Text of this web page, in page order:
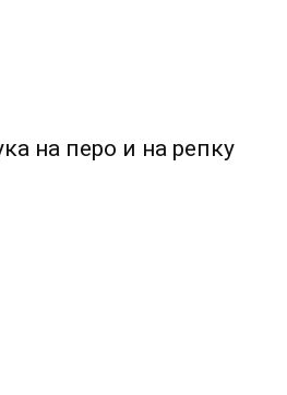
на перо и на репку